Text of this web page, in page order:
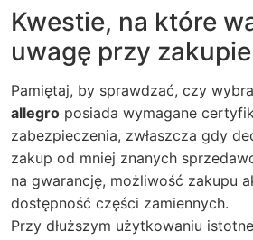
Kwestie, na które
uwagę przy zakupie
Pamiętaj, by sprawdzać, czy
allegro posiada wymagane
zabezpieczenia, zwłaszcza gdy
zakup od mniej znanych
na gwarancję, możliwość zakupu
dostępność części zamiennych.
Przy dłuższym użytkowaniu